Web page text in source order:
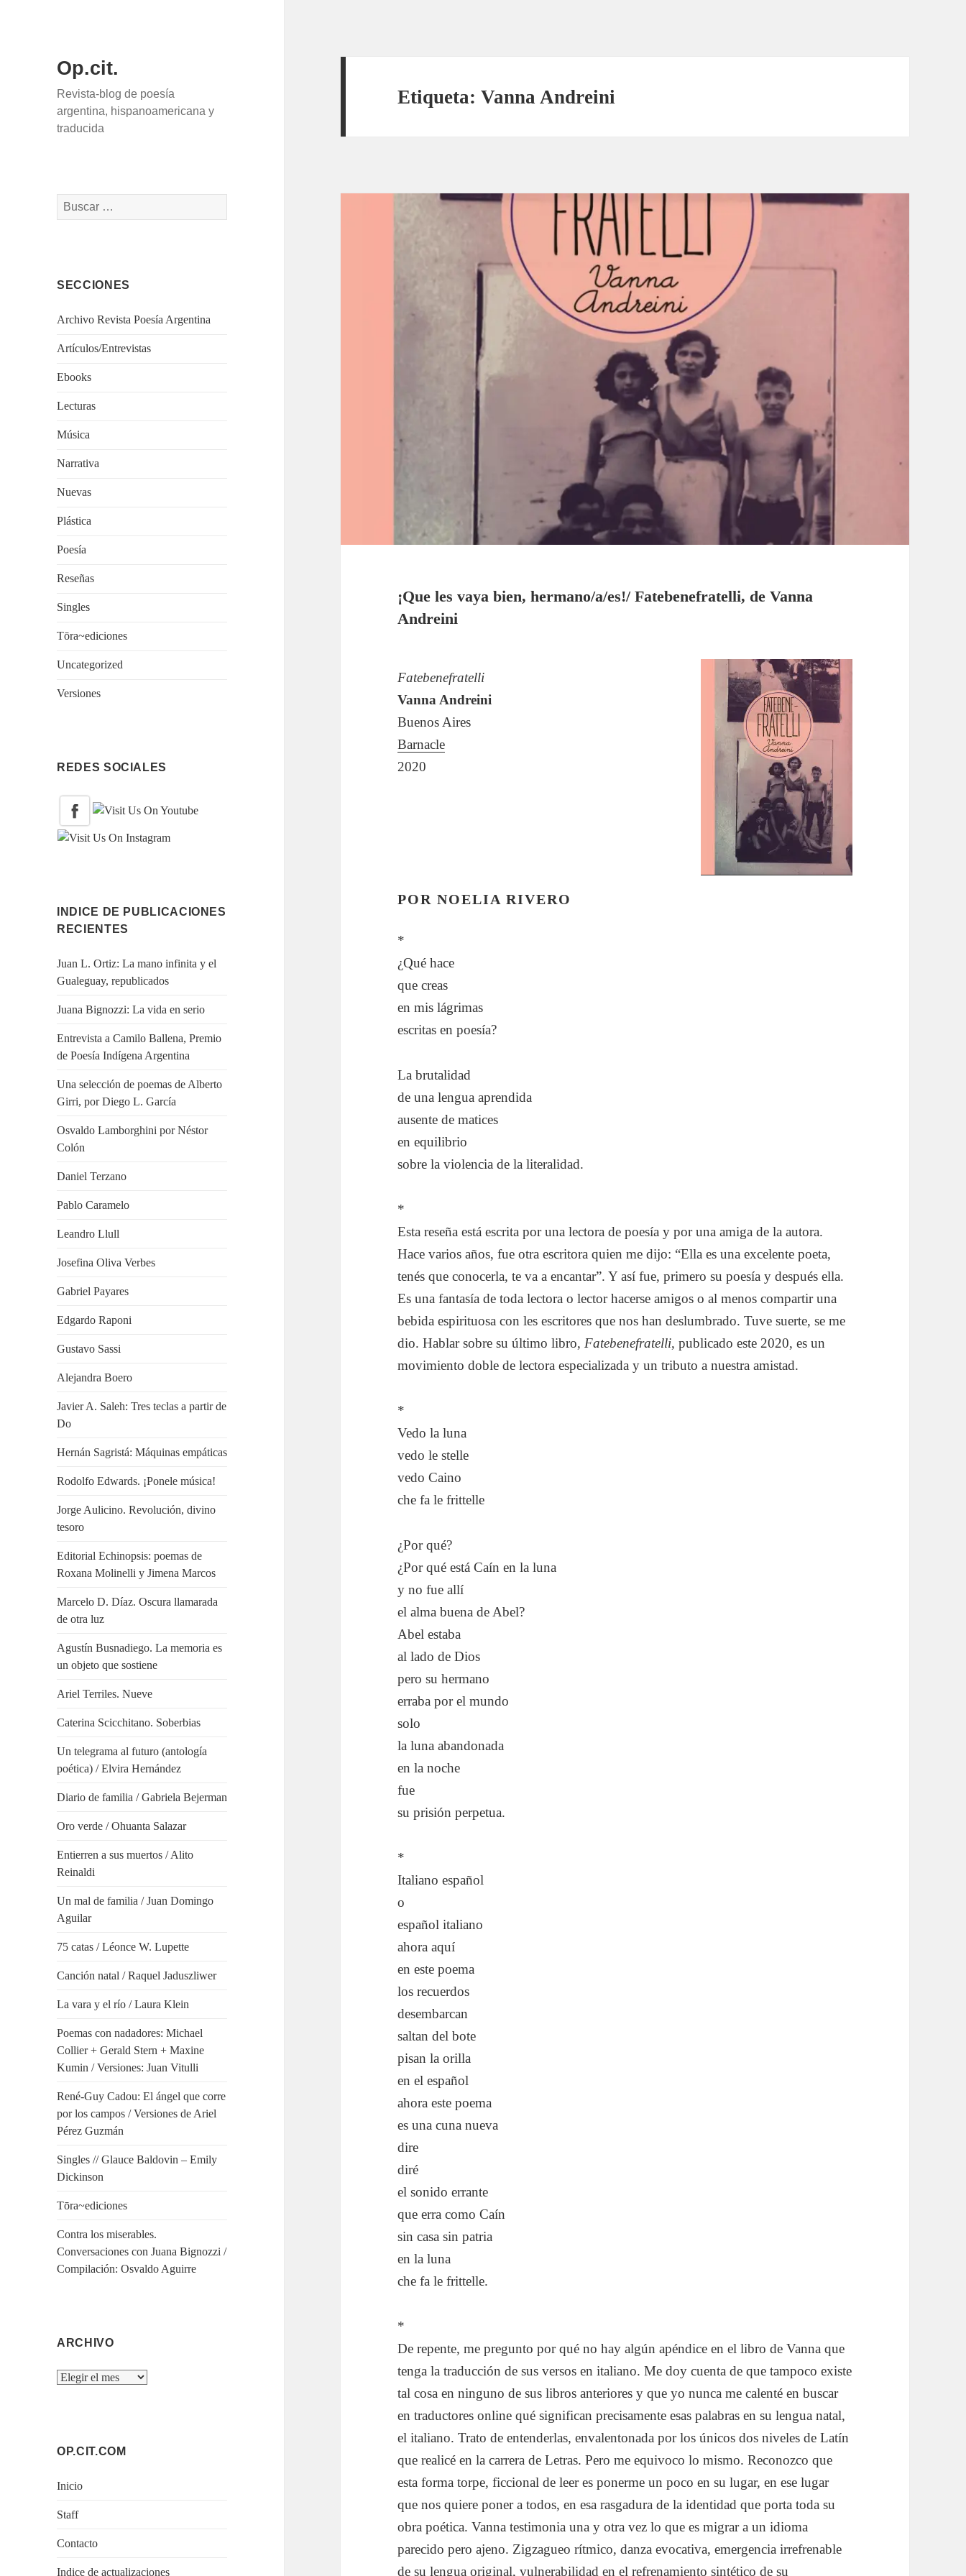
Op.cit.
Revista-blog de poesía
argentina, hispanoamericana y
traducida
Buscar:
SECCIONES
Archivo Revista Poesía Argentina
Artículos/Entrevistas
Ebooks
Lecturas
Música
Narrativa
Nuevas
Plástica
Poesía
Reseñas
Singles
Tōra~ediciones
Uncategorized
Versiones
REDES SOCIALES
INDICE DE PUBLICACIONES
RECIENTES
Juan L. Ortiz: La mano infinita y el
Gualeguay, republicados
Juana Bignozzi: La vida en serio
Entrevista a Camilo Ballena, Premio
de Poesía Indígena Argentina
Una selección de poemas de Alberto
Girri, por Diego L. García
Osvaldo Lamborghini por Néstor
Colón
Daniel Terzano
Pablo Caramelo
Leandro Llull
Josefina Oliva Verbes
Gabriel Payares
Edgardo Raponi
Gustavo Sassi
Alejandra Boero
Javier A. Saleh: Tres teclas a partir de
Do
Hernán Sagristá: Máquinas empáticas
Rodolfo Edwards. ¡Ponele música!
Jorge Aulicino. Revolución, divino
tesoro
Editorial Echinopsis: poemas de
Roxana Molinelli y Jimena Marcos
Marcelo D. Díaz. Oscura llamarada
de otra luz
Agustín Busnadiego. La memoria es
un objeto que sostiene
Ariel Terriles. Nueve
Caterina Scicchitano. Soberbias
Un telegrama al futuro (antología
poética) / Elvira Hernández
Diario de familia / Gabriela Bejerman
Oro verde / Ohuanta Salazar
Entierren a sus muertos / Alito
Reinaldi
Un mal de familia / Juan Domingo
Aguilar
75 catas / Léonce W. Lupette
Canción natal / Raquel Jaduszliwer
La vara y el río / Laura Klein
Poemas con nadadores: Michael
Collier + Gerald Stern + Maxine
Kumin / Versiones: Juan Vitulli
René-Guy Cadou: El ángel que corre
por los campos / Versiones de Ariel
Pérez Guzmán
Singles // Glauce Baldovin – Emily
Dickinson
Tōra~ediciones
Contra los miserables.
Conversaciones con Juana Bignozzi /
Compilación: Osvaldo Aguirre
ARCHIVO
Archivo
OP.CIT.COM
Inicio
Staff
Contacto
Indice de actualizaciones
Etiqueta:Vanna Andreini
¡Que les vaya bien, hermano/a/es!/ Fatebenefratelli, de Vanna
Andreini
Fatebenefratelli
Vanna Andreini
Buenos Aires
Barnacle
2020
POR NOELIA RIVERO
*
¿Qué hace
que creas
en mis lágrimas
escritas en poesía?
La brutalidad
de una lengua aprendida
ausente de matices
en equilibrio
sobre la violencia de la literalidad.
*
Esta reseña está escrita por una lectora de poesía y por una amiga de la autora.
Hace varios años, fue otra escritora quien me dijo: “Ella es una excelente poeta,
tenés que conocerla, te va a encantar”. Y así fue, primero su poesía y después ella.
Es una fantasía de toda lectora o lector hacerse amigos o al menos compartir una
bebida espirituosa con les escritores que nos han deslumbrado. Tuve suerte, se me
dio. Hablar sobre su último libro, Fatebenefratelli, publicado este 2020, es un
movimiento doble de lectora especializada y un tributo a nuestra amistad.
*
Vedo la luna
vedo le stelle
vedo Caino
che fa le frittelle
¿Por qué?
¿Por qué está Caín en la luna
y no fue allí
el alma buena de Abel?
Abel estaba
al lado de Dios
pero su hermano
erraba por el mundo
solo
la luna abandonada
en la noche
fue
su prisión perpetua.
*
Italiano español
o
español italiano
ahora aquí
en este poema
los recuerdos
desembarcan
saltan del bote
pisan la orilla
en el español
ahora este poema
es una cuna nueva
dire
diré
el sonido errante
que erra como Caín
sin casa sin patria
en la luna
che fa le frittelle.
*
De repente, me pregunto por qué no hay algún apéndice en el libro de Vanna que
tenga la traducción de sus versos en italiano. Me doy cuenta de que tampoco existe
tal cosa en ninguno de sus libros anteriores y que yo nunca me calenté en buscar
en traductores online qué significan precisamente esas palabras en su lengua natal,
el italiano. Trato de entenderlas, envalentonada por los únicos dos niveles de Latín
que realicé en la carrera de Letras. Pero me equivoco lo mismo. Reconozco que
esta forma torpe, ficcional de leer es ponerme un poco en su lugar, en ese lugar
que nos quiere poner a todos, en esa rasgadura de la identidad que porta toda su
obra poética. Vanna testimonia una y otra vez lo que es migrar a un idioma
parecido pero ajeno. Zigzagueo rítmico, danza evocativa, emergencia irrefrenable
de su lengua original, vulnerabilidad en el refrenamiento sintético de su